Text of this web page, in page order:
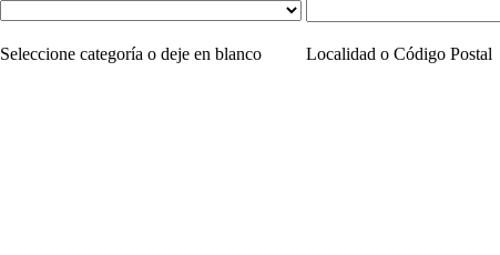
Seleccione categoría o deje en blanco Localidad o Código Postal